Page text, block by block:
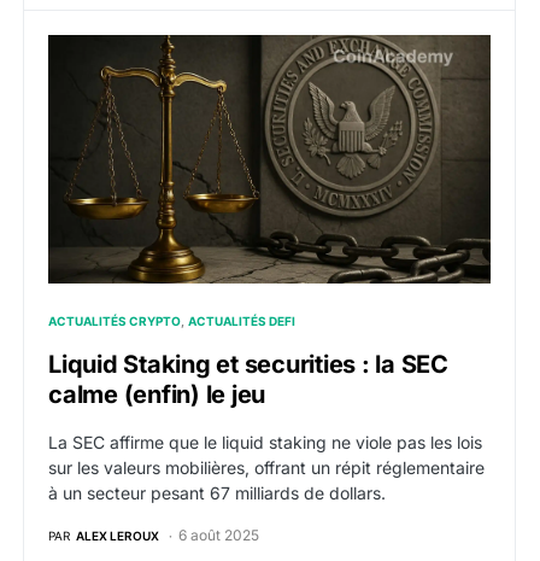
Liquid Staking et securities : la SEC calme (enfin) le
ACTUALITÉS CRYPTO ACTUALITÉS DEFI
Liquid Staking et securities : la SEC
calme (enfin) le jeu
La SEC affirme que le liquid staking ne viole pas les lois
sur les valeurs mobilières, offrant un répit réglementaire
à un secteur pesant 67 milliards de dollars.
PAR ALEX LEROUX 6 août 2025